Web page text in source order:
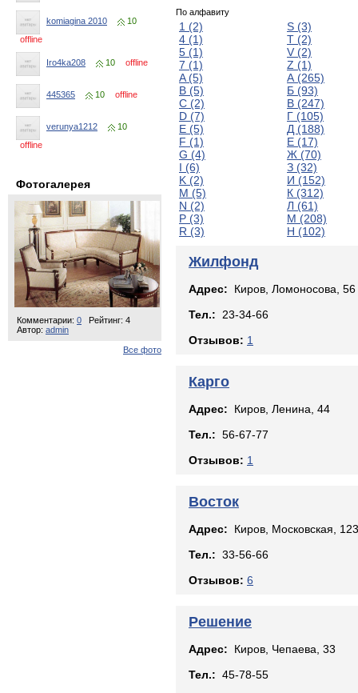
komiagina 2010
10
offline
Iro4ka208 10 offline
445365 10 offline
verunya1212
10
offline
Фотогалерея
Комментарии: 0
Рейтинг: 4
Автор: admin
Все фото
По алфавиту
1 (2)
4 (1)
5 (1)
7 (1)
A (5)
B (5)
C (2)
D (7)
E (5)
F (1)
G (4)
I (6)
K (2)
M (5)
N (2)
P (3)
R (3)
S (3)
T (2)
V (2)
Z (1)
А (265)
Б (93)
В (247)
Г (105)
Д (188)
Е (17)
Ж (70)
З (32)
И (152)
К (312)
Л (61)
М (208)
Н (102)
Жилфонд
Адрес: Киров, Ломоносова, 56
Тел.: 23-34-66
Отзывов: 1
Карго
Адрес: Киров, Ленина, 44
Тел.: 56-67-77
Отзывов: 1
Восток
Адрес: Киров, Московская, 123
Тел.: 33-56-66
Отзывов: 6
Решение
Адрес: Киров, Чепаева, 33
Тел.: 45-78-55